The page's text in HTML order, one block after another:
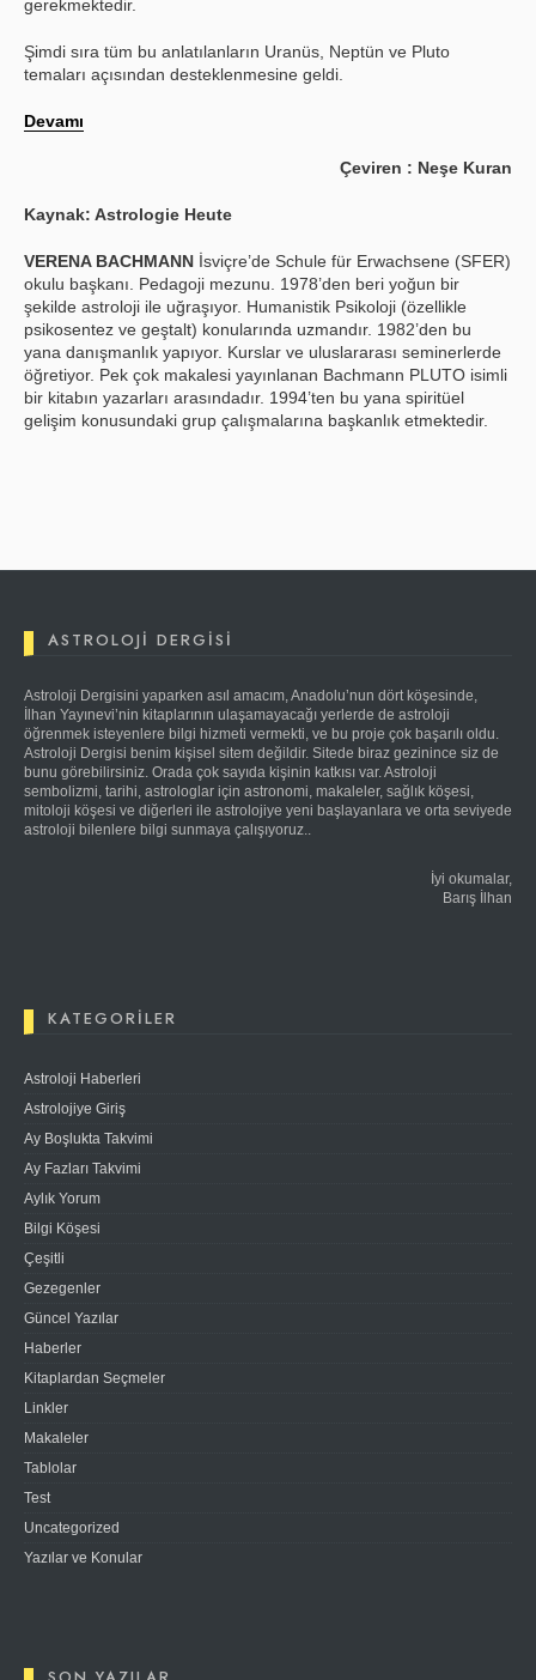
gerekmektedir.
Şimdi sıra tüm bu anlatılanların Uranüs, Neptün ve Pluto
temaları açısından desteklenmesine geldi.
Devamı
Çeviren : Neşe Kuran
Kaynak: Astrologie Heute
VERENA BACHMANN İsviçre’de Schule für Erwachsene (SFER)
okulu başkanı. Pedagoji mezunu. 1978’den beri yoğun bir
şekilde astroloji ile uğraşıyor. Humanistik Psikoloji (özellikle
psikosentez ve geştalt) konularında uzmandır. 1982’den bu
yana danışmanlık yapıyor. Kurslar ve uluslararası seminerlerde
öğretiyor. Pek çok makalesi yayınlanan Bachmann PLUTO isimli
bir kitabın yazarları arasındadır. 1994’ten bu yana spiritüel
gelişim konusundaki grup çalışmalarına başkanlık etmektedir.
ASTROLOJI DERGISI
Astroloji Dergisini yaparken asıl amacım, Anadolu’nun dört köşesinde,
İlhan Yayınevi’nin kitaplarının ulaşamayacağı yerlerde de astroloji
öğrenmek isteyenlere bilgi hizmeti vermekti, ve bu proje çok başarılı oldu.
Astroloji Dergisi benim kişisel sitem değildir. Sitede biraz gezinince siz de
bunu görebilirsiniz. Orada çok sayıda kişinin katkısı var. Astroloji
sembolizmi, tarihi, astrologlar için astronomi, makaleler, sağlık köşesi,
mitoloji köşesi ve diğerleri ile astrolojiye yeni başlayanlara ve orta seviyede
astroloji bilenlere bilgi sunmaya çalışıyoruz..
İyi okumalar,
Barış İlhan
KATEGORILER
Astroloji Haberleri
Astrolojiye Giriş
Ay Boşlukta Takvimi
Ay Fazları Takvimi
Aylık Yorum
Bilgi Köşesi
Çeşitli
Gezegenler
Güncel Yazılar
Haberler
Kitaplardan Seçmeler
Linkler
Makaleler
Tablolar
Test
Uncategorized
Yazılar ve Konular